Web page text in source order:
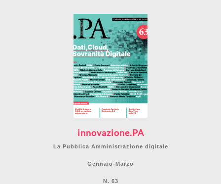
innovazione.PA
La Pubblica Amministrazione digitale
Gennaio-Marzo
N. 63